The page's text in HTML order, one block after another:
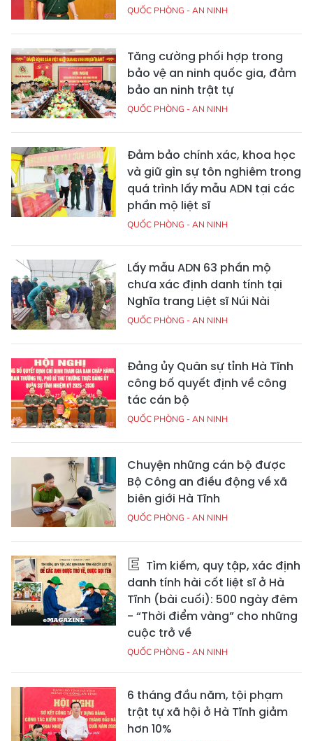
QUỐC PHÒNG - AN NINH
Tăng cường phối hợp trong
bảo vệ an ninh quốc gia, đảm
bảo an ninh trật tự
QUỐC PHÒNG - AN NINH
Đảm bảo chính xác, khoa học
và giữ gìn sự tôn nghiêm trong
quá trình lấy mẫu ADN tại các
phần mộ liệt sĩ
QUỐC PHÒNG - AN NINH
Lấy mẫu ADN 63 phần mộ
chưa xác định danh tính tại
Nghĩa trang Liệt sĩ Núi Nài
QUỐC PHÒNG - AN NINH
Đảng ủy Quân sự tỉnh Hà Tĩnh
công bố quyết định về công
tác cán bộ
QUỐC PHÒNG - AN NINH
Chuyện những cán bộ được
Bộ Công an điều động về xã
biên giới Hà Tĩnh
QUỐC PHÒNG - AN NINH
Tìm kiếm, quy tập, xác định
danh tính hài cốt liệt sĩ ở Hà
Tĩnh (bài cuối): 500 ngày đêm
- “Thời điểm vàng” cho những
cuộc trở về
QUỐC PHÒNG - AN NINH
6 tháng đầu năm, tội phạm
trật tự xã hội ở Hà Tĩnh giảm
hơn 10%